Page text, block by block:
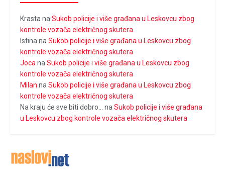
Krasta na Sukob policije i više građana u Leskovcu zbog
kontrole vozača električnog skutera
Istina na Sukob policije i više građana u Leskovcu zbog
kontrole vozača električnog skutera
Joca na Sukob policije i više građana u Leskovcu zbog
kontrole vozača električnog skutera
Milan na Sukob policije i više građana u Leskovcu zbog
kontrole vozača električnog skutera
Na kraju će sve biti dobro...
na Sukob policije i više građana
u Leskovcu zbog kontrole vozača električnog skutera